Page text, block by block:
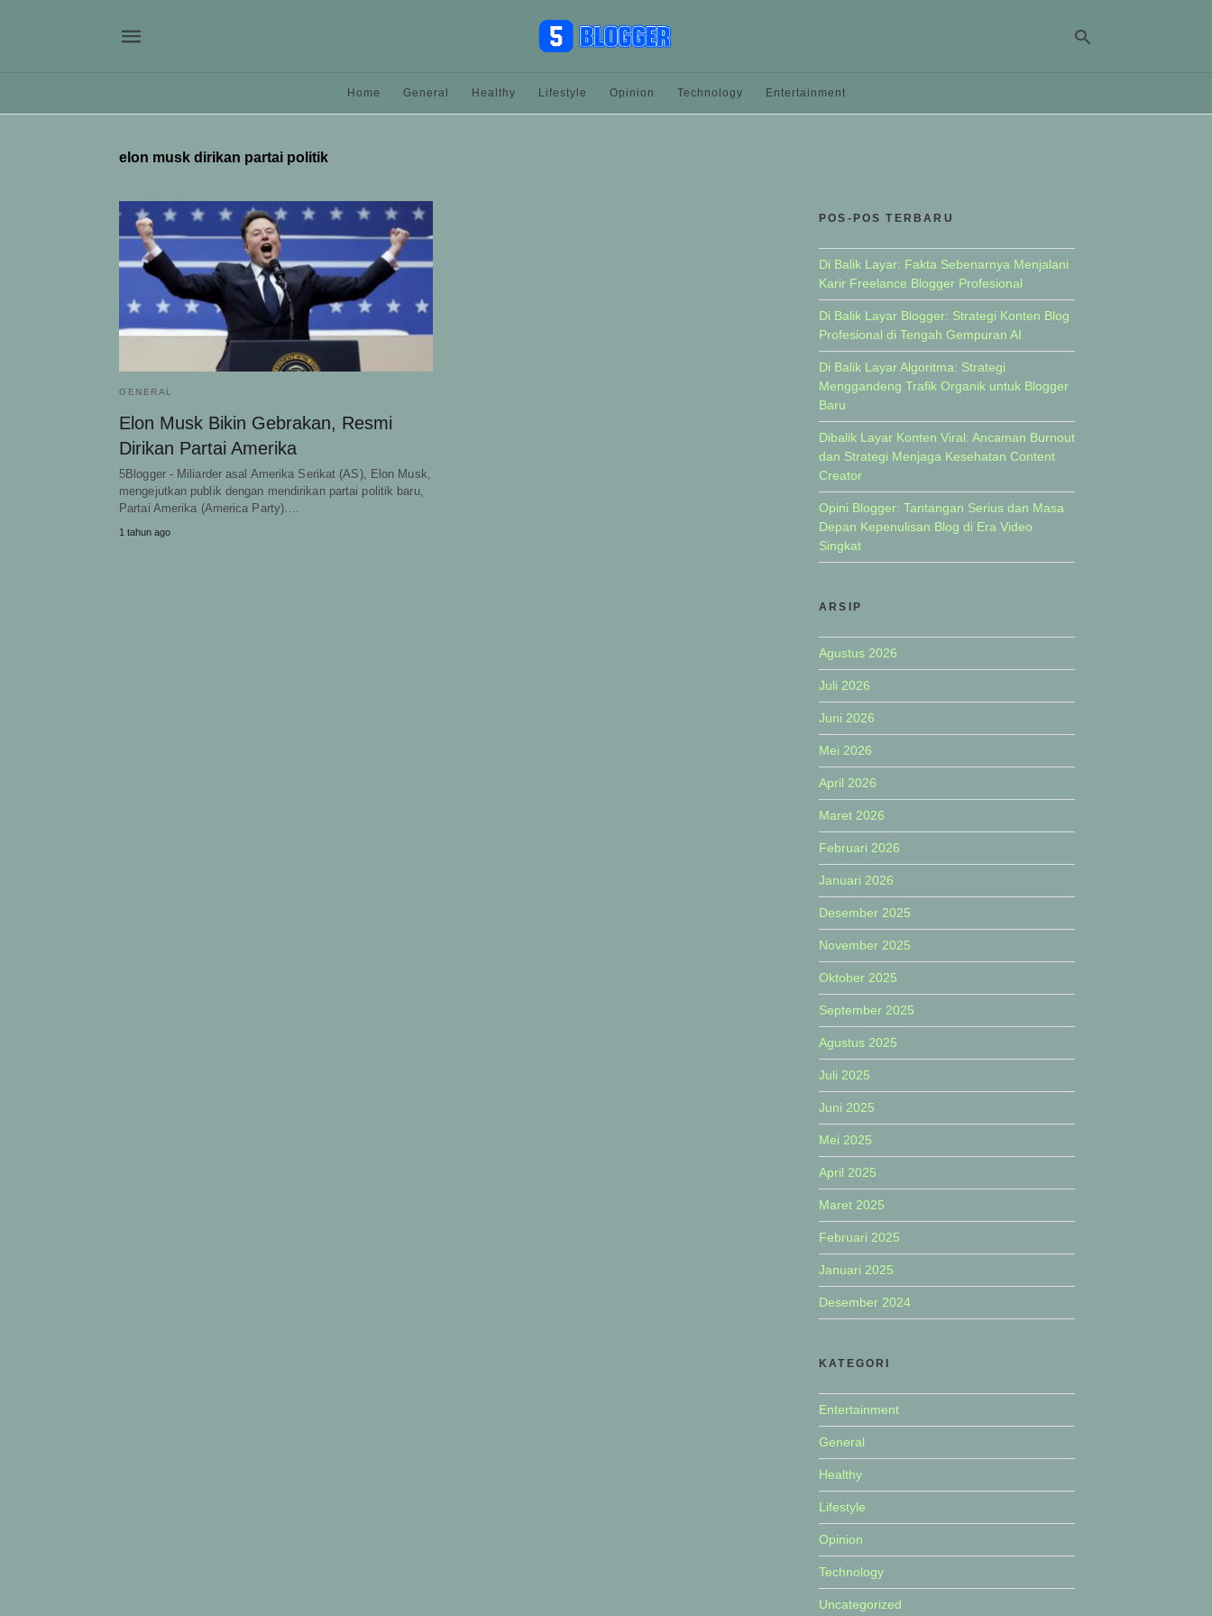
Home General Healthy Lifestyle Opinion Technology Entertainment
elon musk dirikan partai politik
GENERAL
Elon Musk Bikin Gebrakan, Resmi
Dirikan Partai Amerika
5Blogger - Miliarder asal Amerika Serikat (AS), Elon Musk,
mengejutkan publik dengan mendirikan partai politik baru,
Partai Amerika (America Party).…
1 tahun ago
POS-POS TERBARU
Di Balik Layar: Fakta Sebenarnya Menjalani
Karir Freelance Blogger Profesional
Di Balik Layar Blogger: Strategi Konten Blog
Profesional di Tengah Gempuran AI
Di Balik Layar Algoritma: Strategi
Menggandeng Trafik Organik untuk Blogger
Baru
Dibalik Layar Konten Viral: Ancaman Burnout
dan Strategi Menjaga Kesehatan Content
Creator
Opini Blogger: Tantangan Serius dan Masa
Depan Kepenulisan Blog di Era Video
Singkat
ARSIP
Agustus 2026
Juli 2026
Juni 2026
Mei 2026
April 2026
Maret 2026
Februari 2026
Januari 2026
Desember 2025
November 2025
Oktober 2025
September 2025
Agustus 2025
Juli 2025
Juni 2025
Mei 2025
April 2025
Maret 2025
Februari 2025
Januari 2025
Desember 2024
KATEGORI
Entertainment
General
Healthy
Lifestyle
Opinion
Technology
Uncategorized